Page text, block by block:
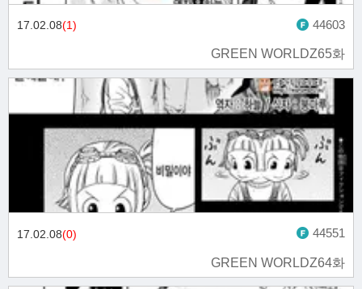
GREEN WORLDZ65화
17.02.08(1) 44603
GREEN WORLDZ64화
17.02.08(0) 44551